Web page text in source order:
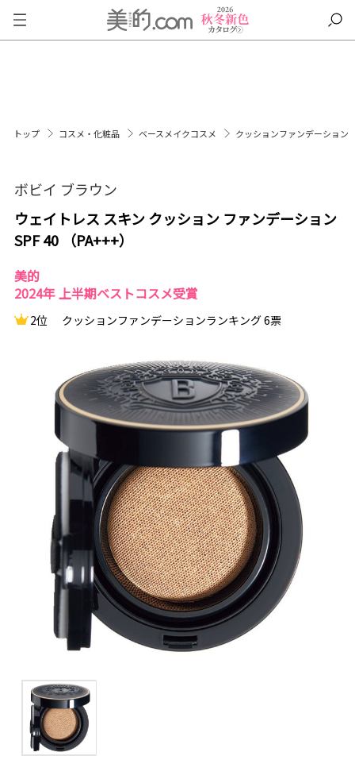
トップ コスメ・化粧品 ベースメイクコスメ クッションファンデーション
ボビイ ブラウン
ウェイトレス スキン クッション ファンデーション
SPF 40 （PA+++）
美的
2024年 上半期ベストコスメ受賞
2位 クッションファンデーションランキング 6票